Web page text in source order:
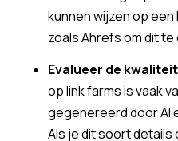
kunnen wijzen op
zoals Ahrefs om dit
Evalueer de
op link farms is vaak
gegenereerd door AI
Als je dit soort details